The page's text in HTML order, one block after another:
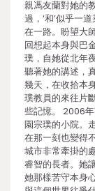
親馮友蘭對她的
過，‘和’似乎一
在一路。盼望大
回想起本身與巴
璞，自她從北年
聽著她的講述，
幾天，在收拾本
璞教員的來往片
些記憶。 2006
園宗璞的小院。
在那一刻也變得
城市非常牽掛的
睿智的長者。她
她那樣苦守本身